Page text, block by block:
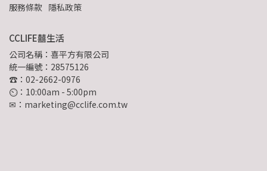
服務條款 隱私政策
CCLIFE囍生活
公司名稱：喜平方有限公司
統一編號：28575126
☎：02-2662-0976
⏲︎：10:00am - 5:00pm
✉：marketing@cclife.com.tw